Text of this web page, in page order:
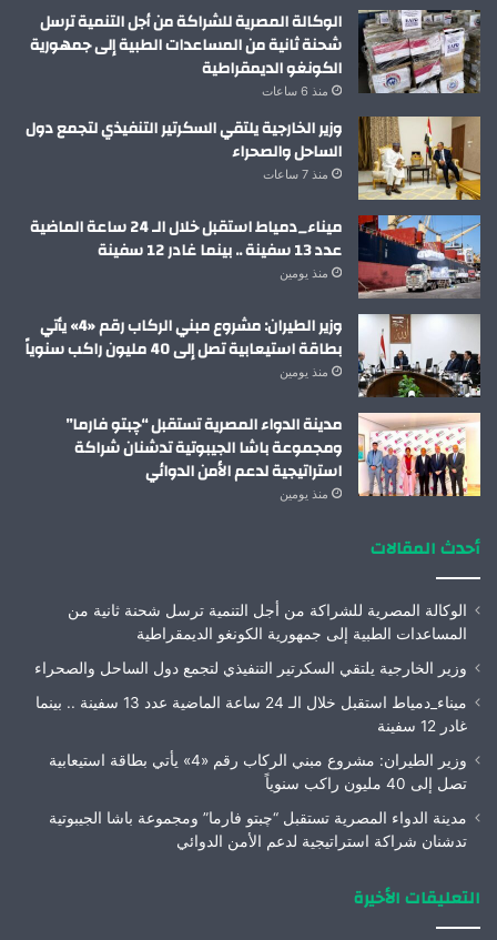
الوكالة المصرية للشراكة من أجل التنمية ترسل
شحنة ثانية من المساعدات الطبية إلى جمهورية
الكونغو الديمقراطية
منذ 6 ساعات
وزير الخارجية يلتقي السكرتير التنفيذي لتجمع دول
الساحل والصحراء
منذ 7 ساعات
ميناء_دمياط استقبل خلال الـ 24 ساعة الماضية
عدد 13 سفينة .. بينما غادر 12 سفينة
منذ يومين
وزير الطيران: مشروع مبني الركاب رقم «4» يأتي
بطاقة استيعابية تصل إلى 40 مليون راكب سنوياً
منذ يومين
مدينة الدواء المصرية تستقبل “چبتو فارما”
ومجموعة باشا الجيبوتية تدشنان شراكة
استراتيجية لدعم الأمن الدوائي
منذ يومين
أحدث المقالات
الوكالة المصرية للشراكة من أجل التنمية ترسل شحنة ثانية من
المساعدات الطبية إلى جمهورية الكونغو الديمقراطية
وزير الخارجية يلتقي السكرتير التنفيذي لتجمع دول الساحل والصحراء
ميناء_دمياط استقبل خلال الـ 24 ساعة الماضية عدد 13 سفينة .. بينما
غادر 12 سفينة
وزير الطيران: مشروع مبني الركاب رقم «4» يأتي بطاقة استيعابية
تصل إلى 40 مليون راكب سنوياً
مدينة الدواء المصرية تستقبل “چبتو فارما” ومجموعة باشا الجيبوتية
تدشنان شراكة استراتيجية لدعم الأمن الدوائي
التعليقات الأخيرة